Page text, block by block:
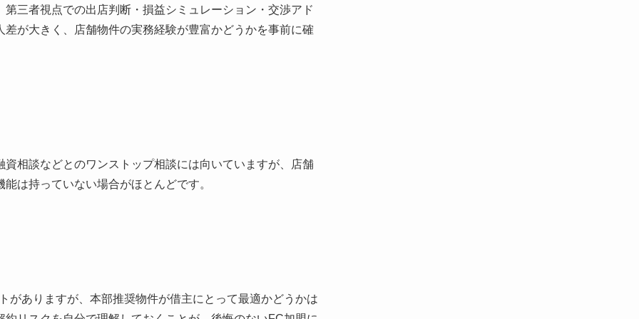
三者視点での出店判断・損益シミュレーション・交渉アド
が大きく、店舗物件の実務経験が豊富かどうかを事前に確
相談などとのワンストップ相談には向いていますが、店舗
は持っていない場合がほとんどです。
がありますが、本部推奨物件が借主にとって最適かどうかは